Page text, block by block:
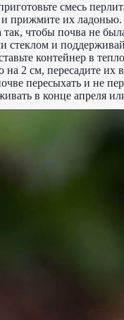
смесь
и прижмите их ладонью.
так, чтобы почва не
стеклом и
контейнер в
на 2 см, пересадите их
пересыхать и не
в конце апреля